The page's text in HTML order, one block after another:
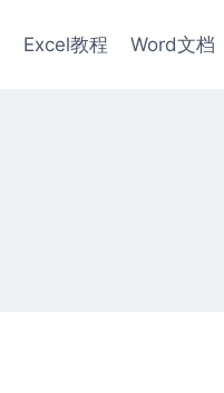
Excel教程 Word文档